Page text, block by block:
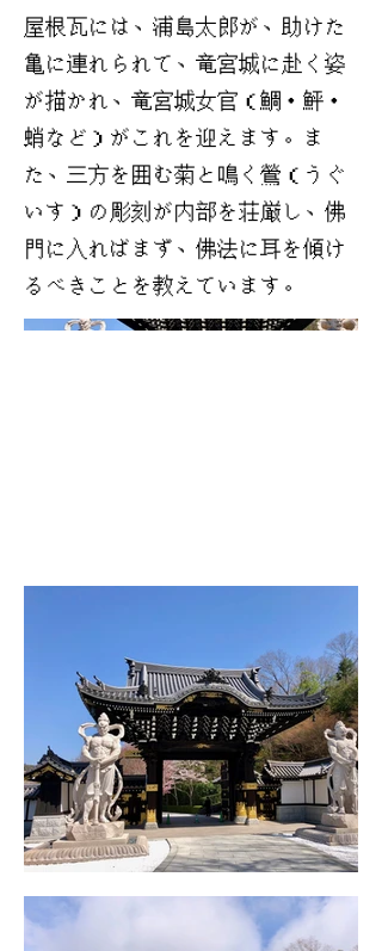
屋根瓦には、浦島太郎が、助けた
亀に連れられて、竜宮城に赴く姿
が描かれ、竜宮城女官（鯛・鮃・
蛸など）がこれを迎えます。ま
た、三方を囲む菊と鳴く鶯（うぐ
いす）の彫刻が内部を荘厳し、佛
門に入ればまず、佛法に耳を傾け
るべきことを教えています。